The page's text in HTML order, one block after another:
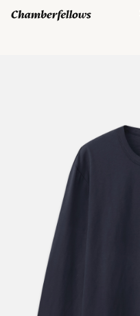
オンラインストア
コレクション
お知らせ